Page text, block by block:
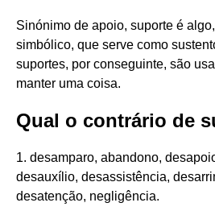
Sinónimo de apoio, suporte é
simbólico, que serve como
suportes, por conseguinte, são
manter uma coisa.
Qual o contrário de
1. desamparo, abandono,
desauxílio, desassistência,
desatenção, negligência.